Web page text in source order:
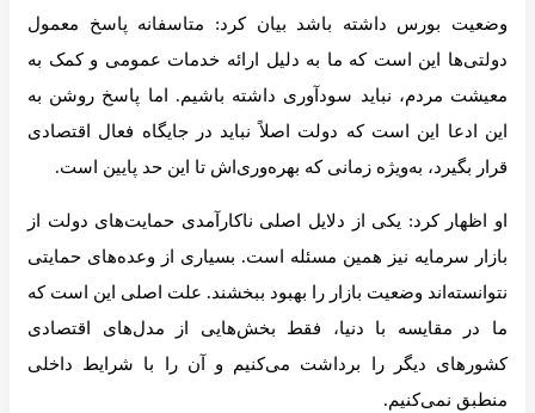
وضعیت بورس داشته باشد بیان کرد: متاسفانه پاسخ معمول
دولتی‌ها این است که ما به دلیل ارائه خدمات عمومی و کمک به
معیشت مردم، نباید سودآوری داشته باشیم. اما پاسخ روشن به
این ادعا این است که دولت اصلاً نباید در جایگاه فعال اقتصادی
قرار بگیرد، به‌ویژه زمانی که بهره‌وری‌اش تا این حد پایین است.
او اظهار کرد: یکی از دلایل اصلی ناکارآمدی حمایت‌های دولت از
بازار سرمایه نیز همین مسئله است. بسیاری از وعده‌های حمایتی
نتوانسته‌اند وضعیت بازار را بهبود ببخشند. علت اصلی این است که
ما در مقایسه با دنیا، فقط بخش‌هایی از مدل‌های اقتصادی
کشورهای دیگر را برداشت می‌کنیم و آن را با شرایط داخلی
منطبق نمی‌کنیم.